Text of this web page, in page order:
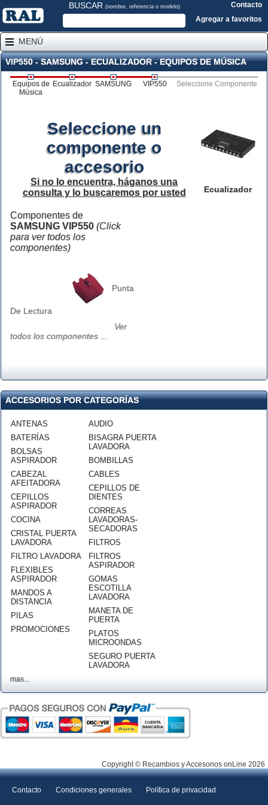
BUSCAR (nombre, referencia o modelo)
Contacto
Agregar a favoritos
MENÚ
VIP550 - SAMSUNG - ECUALIZADOR - EQUIPOS DE MÚSICA
Equipos de
Música
Ecualizador SAMSUNG VIP550 Seleccione Componente
Ecualizador
Seleccione un
componente o
accesorio
Si no lo encuentra, háganos una
consulta y lo buscaremos por usted
Componentes de
SAMSUNG VIP550 (Click
para ver todos los
componentes)
Punta
De Lectura
Ver
todos los componentes ...
ACCESORIOS POR CATEGORÍAS
ANTENAS
BATERÍAS
BOLSAS
ASPIRADOR
CABEZAL
AFEITADORA
CEPILLOS
ASPIRADOR
COCINA
CRISTAL PUERTA
LAVADORA
FILTRO LAVADORA
FLEXIBLES
ASPIRADOR
MANDOS A
DISTANCIA
PILAS
PROMOCIONES
AUDIO
BISAGRA PUERTA
LAVADORA
BOMBILLAS
CABLES
CEPILLOS DE
DIENTES
CORREAS
LAVADORAS-
SECADORAS
FILTROS
FILTROS
ASPIRADOR
GOMAS
ESCOTILLA
LAVADORA
MANETA DE
PUERTA
PLATOS
MICROONDAS
SEGURO PUERTA
LAVADORA
mas...
Copyright © Recambios y Accesorios onLine 2026
Contacto Condiciones generales Política de privacidad